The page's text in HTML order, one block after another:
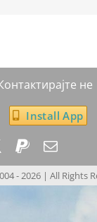
не
Install App
-2026 | All Rights